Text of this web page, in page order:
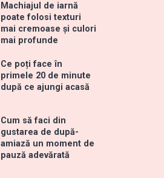
Machiajul de iarnă
poate folosi texturi
mai cremoase și culori
mai profunde
Ce poți face în
primele 20 de minute
după ce ajungi acasă
Cum să faci din
gustarea de după-
amiază un moment de
pauză adevărată